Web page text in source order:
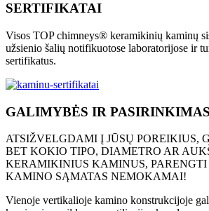
SERTIFIKATAI
Visos TOP chimneys® keramikinių kaminų
užsienio šalių notifikuotose laboratorijose ir
sertifikatus.
GALIMYBĖS IR PASIRINKIMAS
ATSIŽVELGDAMI Į JŪSŲ POREIKIUS,
BET KOKIO TIPO, DIAMETRO AR
KERAMIKINIUS KAMINUS,
KAMINO SĄMATAS NEMOKAMAI!
Vienoje vertikalioje kamino konstrukcijoje